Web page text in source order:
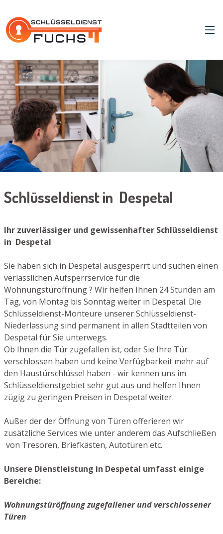
Schlüsseldienst in Despetal
Ihr zuverlässiger und gewissenhafter Schlüsseldienst
in Despetal
Sie haben sich in Despetal ausgesperrt und suchen einen
verlässlichen Aufsperrservice für die
Wohnungstüröffnung ? Wir helfen Ihnen 24 Stunden am
Tag, von Montag bis Sonntag weiter in Despetal. Die
Schlüsseldienst-Monteure unserer Schlüsseldienst-
Niederlassung sind permanent in allen Stadtteilen von
Despetal für Sie unterwegs.
Ob Ihnen die Tür zugefallen ist, oder Sie Ihre Tür
verschlossen haben und keine Verfügbarkeit mehr auf
den Haustürschlüssel haben - wir kennen uns im
Schlüsseldienstgebiet sehr gut aus und helfen Ihnen
zügig zu geringen Preisen in Despetal weiter.
Außer der der Öffnung von Türen offerieren wir
zusätzliche Services wie unter anderem das Aufschließen
von Tresoren, Briefkästen, Autotüren etc.
Unsere Dienstleistung in Despetal umfasst einige
Bereiche:
Wohnungstüröffnung zugefallener und verschlossener
Türen